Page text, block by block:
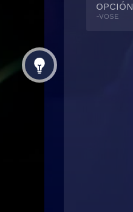
OPCIÓN
-VOSE